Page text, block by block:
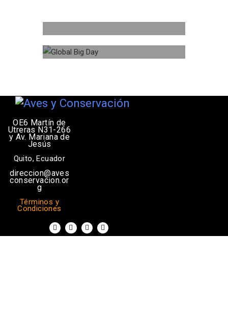
OE6 Martín de
Utreras N31-266
y Av. Mariana de
Jesús
Quito, Ecuador
direccion@aves
conservacion.or
g
Términos y
Condiciones